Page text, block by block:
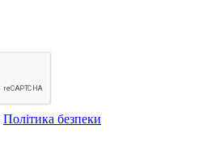
Політика безпеки